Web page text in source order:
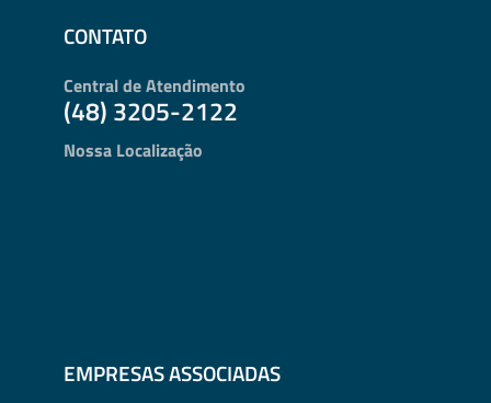
CONTATO
Central de Atendimento
(48) 3205-2122
Nossa Localização
EMPRESAS ASSOCIADAS